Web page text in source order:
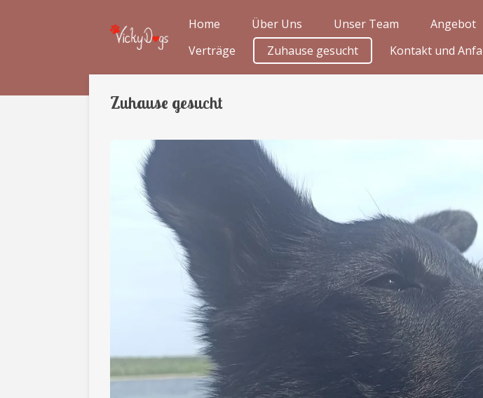
Home Über Uns Unser Team Angebot
Verträge
Zuhause gesucht Kontakt und
Zuhause gesucht